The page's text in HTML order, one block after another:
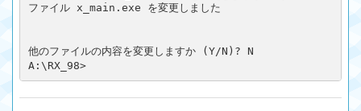
ファイル x_main.exe を変更しました
他のファイルの内容を変更しますか (Y/N)? N
A:\RX_98>